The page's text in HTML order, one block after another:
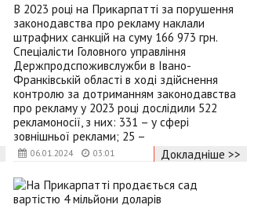
06.01.2024 03:01
В 2023 році на Прикарпатті за порушення
законодавства про рекламу наклали
штрафних санкцій на суму 166 973 грн.
Спеціалісти Головного управління
Держпродспоживслужби в Івано-
Франківській області в ході здійснення
контролю за дотриманням законодавства
про рекламу у 2023 році дослідили 522
рекламоносії, з них: 331 – у сфері
зовнішньої реклами; 25 –
Докладніше >>